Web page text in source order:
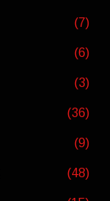
(7)
(6)
(3)
(36)
(9)
(48)